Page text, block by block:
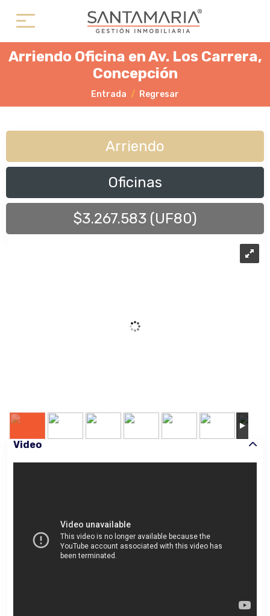
Arriendo Oficina en Av. Los Carrera,
Concepción
Entrada Regresar
Arriendo
Oficinas
$3.267.583 (UF80)
Video